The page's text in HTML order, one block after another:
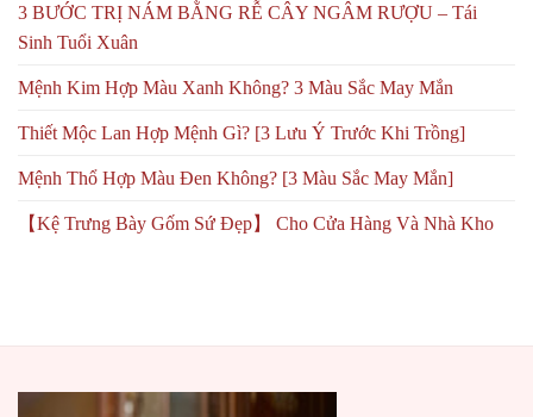
3 BƯỚC TRỊ NÁM BẰNG RỄ CÂY NGÂM RƯỢU – Tái
Sinh Tuổi Xuân
Mệnh Kim Hợp Màu Xanh Không? 3 Màu Sắc May Mắn
Thiết Mộc Lan Hợp Mệnh Gì? [3 Lưu Ý Trước Khi Trồng]
Mệnh Thổ Hợp Màu Đen Không? [3 Màu Sắc May Mắn]
【Kệ Trưng Bày Gốm Sứ Đẹp】 Cho Cửa Hàng Và Nhà Kho